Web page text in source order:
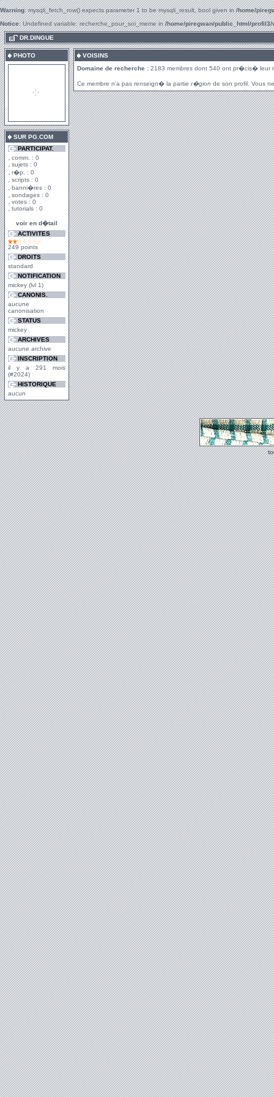
Warning: mysqli_fetch_row() expects parameter 1 to be mysqli_result, bool given in/home/
Notice: Undefined variable: recherche_pour_soi_meme in/home/piregwan/public_html/
DR.DINGUE
PHOTO
SUR PG.COM
PARTICIPAT.
comm. : 0
sujets : 0
r�p. : 0
scripts : 0
banni�res : 0
sondages : 0
votes : 0
tutorials : 0
voir en d�tail
ACTIVITES
249 points
DROITS
standard
NOTIFICATION
mickey (lvl 1)
CANONIS.
aucune
canonisation
STATUS
mickey
ARCHIVES
aucune archive
INSCRIPTION
il y a 291 mois
(#2024)
HISTORIQUE
aucun
VOISINS
Domaine de recherche : 2183 membres dont 540 ont pr�cis� leur
Ce membre n'a pas renseign� la partie r�gion de son profil. Vous